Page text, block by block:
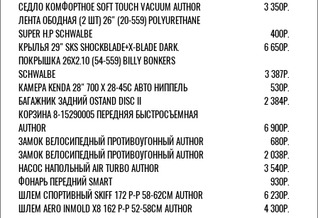
СЕДЛО КОМФОРТНОЕ SOFT TOUCH VACUUM AUTHOR
3 350Р.
ЛЕНТА ОБОДНАЯ (2 ШТ) 26" (20-559) POLYURETHANE
SUPER H.P SCHWALBE
400Р.
КРЫЛЬЯ 29" SKS SHOCKBLADE+X-BLADE DARK.
6 650Р.
ПОКРЫШКА 26X2.10 (54-559) BILLY BONKERS
SCHWALBE
3 387Р.
КАМЕРА KENDA 28" 700 Х 28-45С АВТО НИППЕЛЬ
530Р.
БАГАЖНИК ЗАДНИЙ OSTAND DISC II
2 384Р.
КОРЗИНА 8-15290005 ПЕРЕДНЯЯ БЫСТРОСЪЕМНАЯ
AUTHOR
6 900Р.
ЗАМОК ВЕЛОСИПЕДНЫЙ ПРОТИВОУГОННЫЙ AUTHOR
680Р.
ЗАМОК ВЕЛОСИПЕДНЫЙ ПРОТИВОУГОННЫЙ AUTHOR
2 038Р.
НАСОС НАПОЛЬНЫЙ AIR TURBO AUTHOR
3 540Р.
ФОНАРЬ ПЕРЕДНИЙ SMART
930Р.
ШЛЕМ СПОРТИВНЫЙ SKIFF 172 Р-Р 58-62СМ AUTHOR
6 230Р.
ШЛЕМ AERO INMOLD X8 162 Р-Р 52-58СМ AUTHOR
4 300Р.